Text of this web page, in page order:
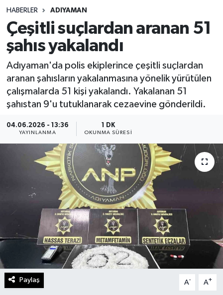
HABERLER ADIYAMAN
Çeşitli suçlardan aranan 51
şahıs yakalandı
Adıyaman'da polis ekiplerince çeşitli suçlardan
aranan şahısların yakalanmasına yönelik yürütülen
çalışmalarda 51 kişi yakalandı. Yakalanan 51
şahıstan 9'u tutuklanarak cezaevine gönderildi.
04.06.2026 - 13:36
YAYINLANMA
1 DK
OKUNMA SÜRESI
Paylaş A- A+
Spor
Teknoloji
Yaşam